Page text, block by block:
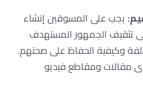
يجب على المسوقين إنشاء
تثقيف الجمهور المستهدف
وكيفية الحفاظ على صحتهم.
مقالات ومقاطع فيديو